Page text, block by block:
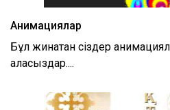
Анимациялар
Бұл жинақтан сіздер
аласыздар....